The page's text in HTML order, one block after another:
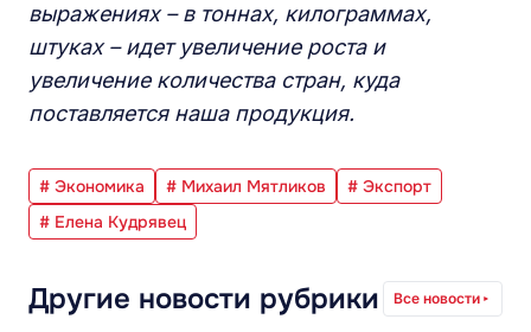
выражениях – в тоннах, килограммах,
штуках – идет увеличение роста и
увеличение количества стран, куда
поставляется наша продукция.
# Экономика # Михаил Мятликов
# Экспорт
# Елена Кудрявец
Другие новости рубрики Все новости